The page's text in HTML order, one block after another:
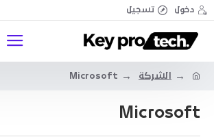
دخول تسجيل
الشركة Microsoft
Microsoft